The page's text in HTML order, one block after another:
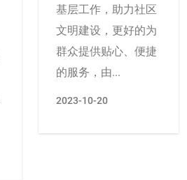
基层工作，助力社区
文明建设，更好的为
群众提供贴心、便捷
的服务，由...
2023-10-20